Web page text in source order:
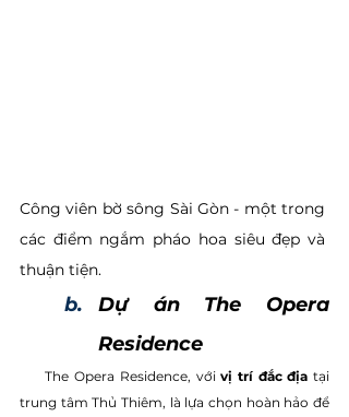
Công viên bờ sông Sài Gòn - một trong
các điểm ngắm pháo hoa siêu đẹp và
thuận tiện.
Dự án The Opera
Residence
     The Opera Residence, với
vị trí đắc địa tại
trung tâm Thủ Thiêm, là lựa chọn hoàn hảo để